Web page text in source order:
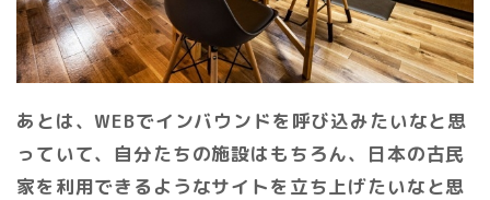
あとは、WEBでインバウンドを呼び込みたいなと思
っていて、自分たちの施設はもちろん、日本の古民
家を利用できるようなサイトを立ち上げたいなと思